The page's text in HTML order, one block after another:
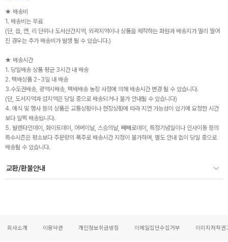
★ 배송비
1. 배송비는 무료
(단, 읍, 면, 리 단위나 도서산간지역, 외곽지역이나 상품을 제작하는 화원과 배송지가 멀리 떨어
진 경우는 추가 배송비가 발생 될 수 있습니다.)
★ 배송시간
1. 당일배송 상품 평균 3시간 내 배송
2. 택배상품 2~3일 내 배송
3.수도권배송, 광역시배송, 택배배송 농장 사정에 의해 배송시간 변경 될 수 있습니다.
(단, 도서지역과 섬지역은 당일 중으로 배송되거나 불가 안내될 수 있습니다)
4. 예식 및 행사 등의 상품은 교통상황이나 현장상황에 따라 지연 가능성이 있기에 요청한 시간
보다 일찍 배송됩니다.
5. 발렌타인데이, 화이트데이, 어버이날, 스승의날, 빼빼로데이, 특정기념일이나 인사이동 등의
특수시즌은 평소보다 주문량의 폭주로 배송시간 지정이 불가하며, 별도 안내 없이 당일 중으로
배송될 수 있습니다.
교환/환불안내
회사소개 이용약관 개인정보취급방침 이메일집단수집거부 이미지저작권